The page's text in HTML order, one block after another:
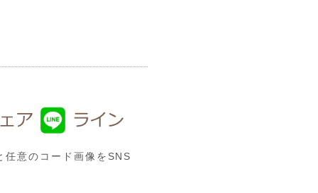
任意のコード画像をSNS